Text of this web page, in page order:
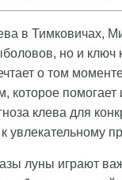
в Тимковичах,
но и ключ
о том
которое
клева для
к увлекательному
луны играют